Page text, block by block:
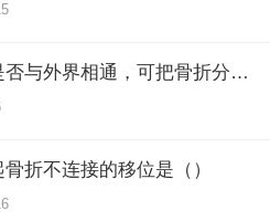
[单选,A1型题] 根据骨折是否与外界相通，可把骨折分为（）
折不连接的移位是（）